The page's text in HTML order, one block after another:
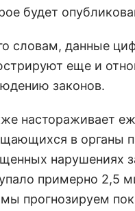
будет
словам, данные
еще и
законов.
настораживает
в органы
нарушениях
примерно 2,5
мы прогнозируем